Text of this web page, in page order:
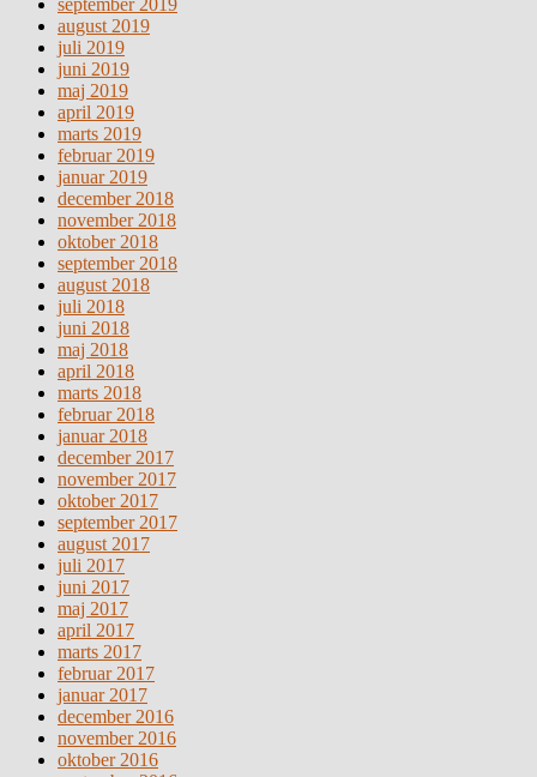
august 2019
juli 2019
juni 2019
maj 2019
april 2019
marts 2019
februar 2019
januar 2019
december 2018
november 2018
oktober 2018
september 2018
august 2018
juli 2018
juni 2018
maj 2018
april 2018
marts 2018
februar 2018
januar 2018
december 2017
november 2017
oktober 2017
september 2017
august 2017
juli 2017
juni 2017
maj 2017
april 2017
marts 2017
februar 2017
januar 2017
december 2016
november 2016
oktober 2016